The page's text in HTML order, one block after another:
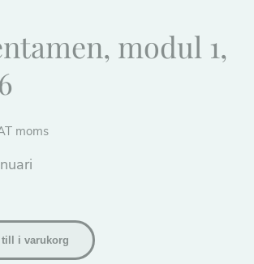
modul 1,
moms
till i varukorg